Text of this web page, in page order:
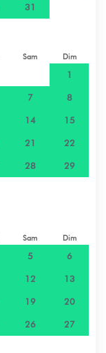
29,2 km
32,7 km
33,7 km
31
Sam Dim
1
7 8
14 15
21 22
28 29
Sam Dim
5 6
12 13
19 20
26 27